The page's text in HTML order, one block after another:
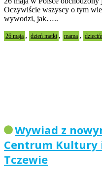
Oczywiście wszyscy o tym
wywodzi, jak…..
26 maja , dzień matki , mama ,
Wywiad z
Centrum Kultury
Tczewie